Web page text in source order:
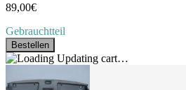
89,00€
Gebrauchtteil
Bestellen
Updating cart…